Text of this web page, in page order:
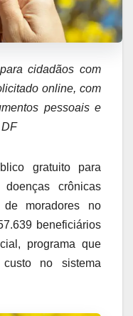
cidadãos com
online, com
pessoais e
gratuito para
crônicas
de moradores no
beneficiários
programa que
custo no sistema